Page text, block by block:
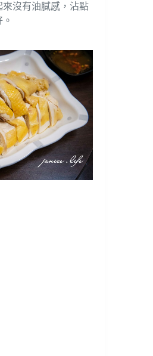
沒有油膩感，沾點